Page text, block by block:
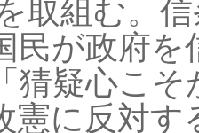
取組む。
民が政府
猜疑心こ
憲に反対